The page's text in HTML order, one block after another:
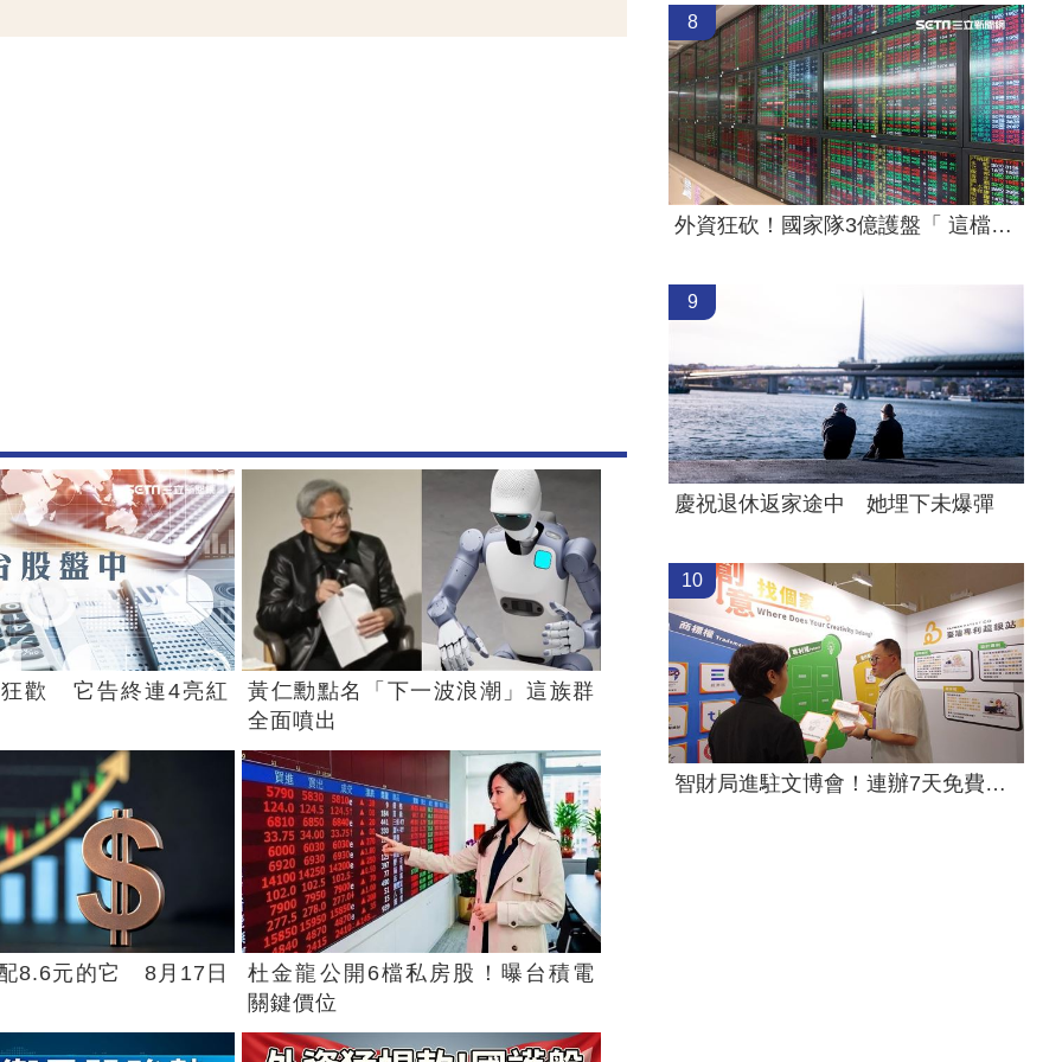
歡 它告終連4亮紅
黃仁勳點名「下一波浪潮」這族群
全面噴出
8.6元的它 8月17日
杜金龍公開6檔私房股！曝台積電
關鍵價位
8
外資狂砍！國家隊3億護盤「 這檔金融股」
9
慶祝退休返家途中 她埋下未爆彈
10
智財局進駐文博會！連辦7天免費諮詢